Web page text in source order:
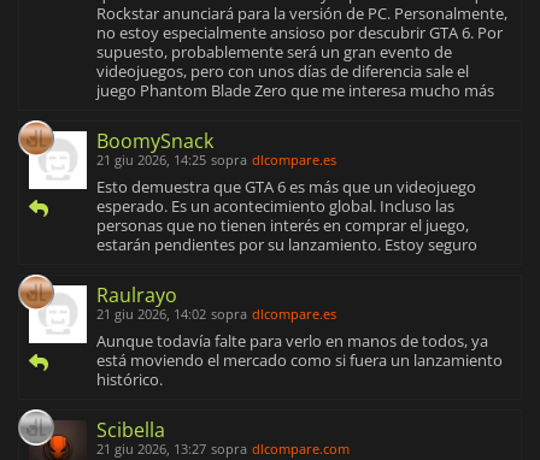
Rockstar anunciará para la versión de PC. Personalmente,
no estoy especialmente ansioso por descubrir GTA 6. Por
supuesto, probablemente será un gran evento de
videojuegos, pero con unos días de diferencia sale el
juego Phantom Blade Zero que me interesa mucho más
BoomySnack
21 giu 2026, 14:25 sopra dlcompare.es
Esto demuestra que GTA 6 es más que un videojuego
esperado. Es un acontecimiento global. Incluso las
personas que no tienen interés en comprar el juego,
estarán pendientes por su lanzamiento. Estoy seguro
Raulrayo
21 giu 2026, 14:02 sopra dlcompare.es
Aunque todavía falte para verlo en manos de todos, ya
está moviendo el mercado como si fuera un lanzamiento
histórico.
Scibella
21 giu 2026, 13:27 sopra dlcompare.com